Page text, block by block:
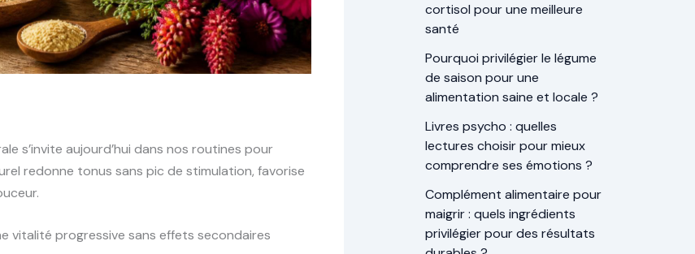
s’invite aujourd’hui dans nos routines pour
redonne tonus sans pic de stimulation, favorise
vitalité progressive sans effets secondaires
cortisol pour une meilleure
santé
Pourquoi privilégier le légume
de saison pour une
alimentation saine et locale ?
Livres psycho : quelles
lectures choisir pour mieux
comprendre ses émotions ?
Complément alimentaire pour
maigrir : quels ingrédients
privilégier pour des résultats